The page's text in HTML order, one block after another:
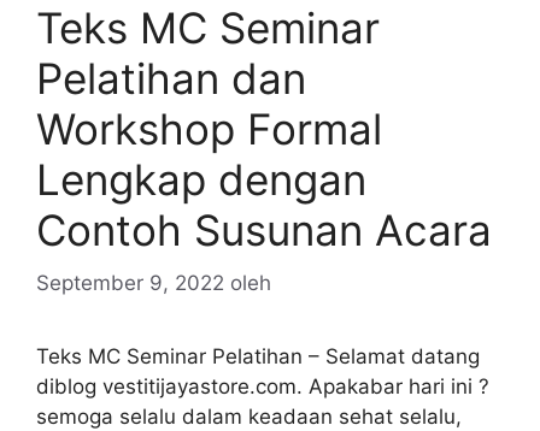
Teks MC Seminar
Pelatihan dan
Workshop Formal
Lengkap dengan
Contoh Susunan Acara
September 9, 2022 oleh
Teks MC Seminar Pelatihan – Selamat datang
diblog vestitijayastore.com. Apakabar hari ini ?
semoga selalu dalam keadaan sehat selalu,